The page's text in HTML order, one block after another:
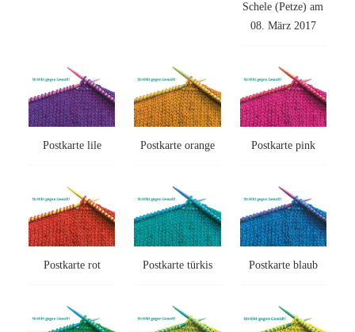
Schele (Petze) am
08. März 2017
Postkarte lile Postkarte orange Postkarte pink
Postkarte rot Postkarte türkis Postkarte blaub